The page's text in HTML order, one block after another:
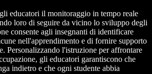
educatori il monitoraggio in tempo reale
loro di seguire da vicino lo sviluppo degli
consente agli insegnanti di identificare
nell'apprendimento e di fornire supporto
Personalizzando l'istruzione per affrontare
gli educatori garantiscono che
indietro e che ogni studente abbia